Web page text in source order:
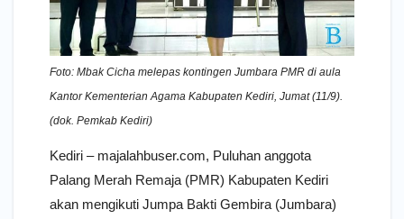
Foto: Mbak Cicha melepas kontingen Jumbara PMR di aula
Kantor Kementerian Agama Kabupaten Kediri, Jumat (11/9).
(dok. Pemkab Kediri)
Kediri – majalahbuser.com, Puluhan anggota
Palang Merah Remaja (PMR) Kabupaten Kediri
akan mengikuti Jumpa Bakti Gembira (Jumbara)